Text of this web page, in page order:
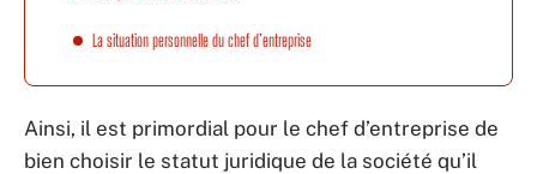
La situation personnelle du chef d’entreprise
Ainsi, il est primordial pour le chef d’entreprise de
bien choisir le statut juridique de la société qu’il